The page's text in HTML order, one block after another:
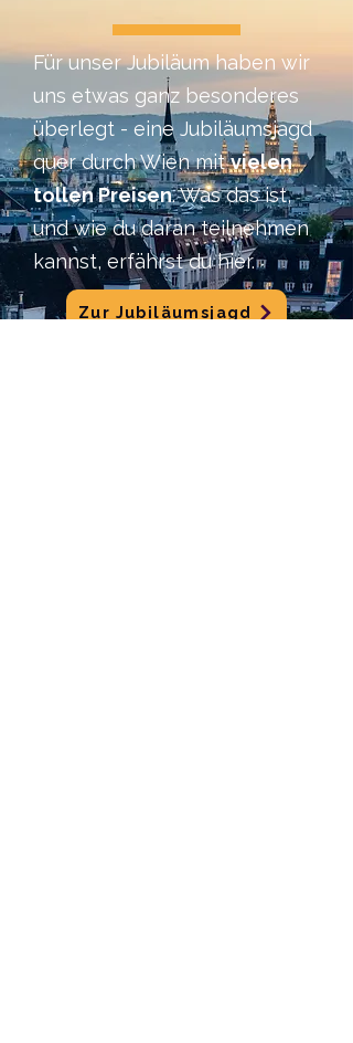
Für unser Jubiläum haben wir
uns etwas ganz besonderes
überlegt - eine Jubiläumsjagd
quer durch Wien mitvielen
tollen Preisen. Was das ist,
und wie du daran teilnehmen
kannst, erfährst du hier.
Zur Jubiläumsjagd